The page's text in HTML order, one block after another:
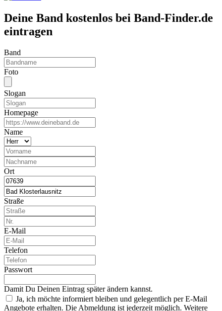
Deine Band kostenlos bei Band-Finder.de
eintragen
Band
Foto
Slogan
Homepage
Name
Ort
Straße
E-Mail
Telefon
Passwort
Damit Du Deinen Eintrag später ändern kannst.
Ja, ich möchte informiert bleiben und gelegentlich per E-Mail
Angebote erhalten. Die Abmeldung ist jederzeit möglich. Weitere